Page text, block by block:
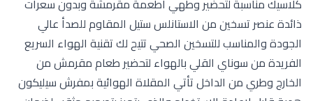
كلاسيك مناسبة لتحضير وطهي اطعمة مقرمشة وبدون سعرات
ذائدة عنصر تسخين من الاستانلس ستيل المقاوم للصدأ عالي
الجودة والمناسب للتسخين الصحي تتيح لك تقنية الهواء السريع
الفريدة من سوناي القلي بالهواء لتحضير طعام مقرمش من
الخارج وطري من الداخل تأتي المقلاة الهوائية بمفرش سيليكون